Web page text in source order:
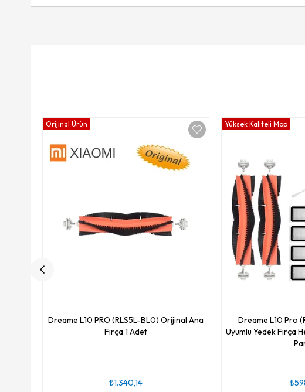
Dreame L10 PRO (RLS5L-BL0) Orijinal Ana
Fırça 1 Adet
₺1.340,14
Orijinal Ürün
Dreame L10 Pro
Uyumlu Yedek Fırça
Yüksek Kaliteli Mop